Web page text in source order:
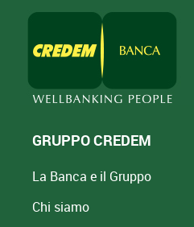
GRUPPO CREDEM
La Banca e il Gruppo
Chi siamo